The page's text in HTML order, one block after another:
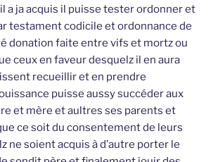
a ja acquis il puisse tester ordonner et
testament codicile et ordonnance de
donation faite entre vifs et mortz ou
ceux en faveur desquelz il en aura
recueillir et en prendre
puisse aussy succéder aux
et mère et aultres ses parents et
ce soit du consentement de leurs
ne soient acquis à d’autre porter le